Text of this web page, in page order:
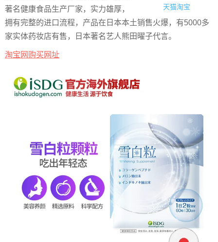
天猫淘宝
著名健康食品生产厂家，实力雄厚，
拥有完整的进口流程，产品在日本本土销售火爆，有5000多
家实体药妆店有售，日本著名艺人熊田曜子代言。
淘宝网购买网址